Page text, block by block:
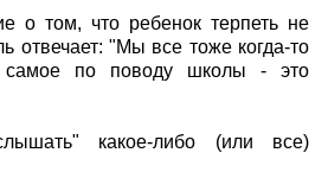
о том, что ребенок терпеть не
отвечает: "Мы все тоже когда-то
самое по поводу школы - это
какое-либо (или все)